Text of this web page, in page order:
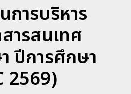
ารบริหาร
ารสนเทศ
ปีการศึกษา
2569)